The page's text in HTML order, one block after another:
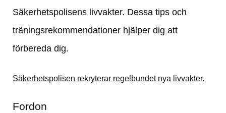
Säkerhetspolisens livvakter. Dessa tips och
träningsrekommendationer hjälper dig att
förbereda dig.
Säkerhetspolisen rekryterar regelbundet nya livvakter.
Fordon